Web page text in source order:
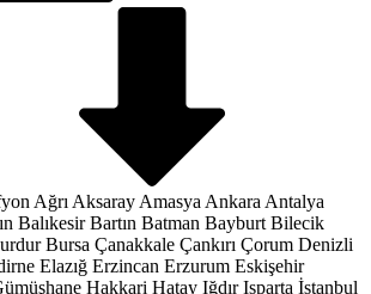
Ağrı Aksaray Amasya Ankara Antalya
Balıkesir Bartın Batman Bayburt Bilecik
Bursa Çanakkale Çankırı Çorum Denizli
Elazığ Erzincan Erzurum Eskişehir
Hakkari Hatay Iğdır Isparta İstanbul